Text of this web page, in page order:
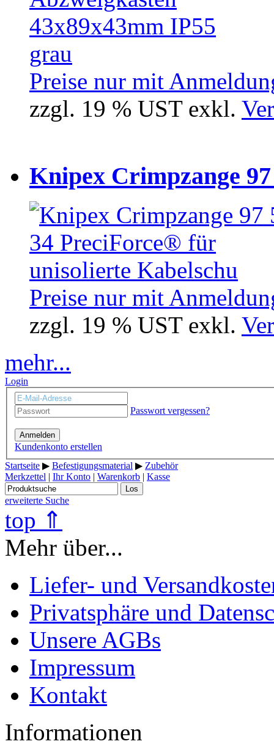
Preise nur mit
zzgl. 19 % UST exkl.
Knipex Crimpzange 97
Preise nur mit
zzgl. 19 % UST exkl.
mehr...
Login
Passwort vergessen?
Anmelden
Kundenkonto erstellen
Startseite ▶ Befestigungsmaterial ▶ Zubehör
Merkzettel | Ihr Konto | Warenkorb | Kasse
Los
erweiterte Suche
top ⇑
Mehr über...
Liefer- und
Privatsphäre und
Unsere AGBs
Impressum
Kontakt
Informationen